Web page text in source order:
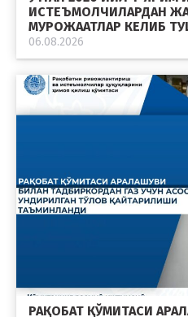
ИСТЕЪМОЛЧИЛАРДАН
МУРОЖААТЛАР КЕЛИБ
06.08.2026
РАҚОБАТ ҚЎМИТАСИ